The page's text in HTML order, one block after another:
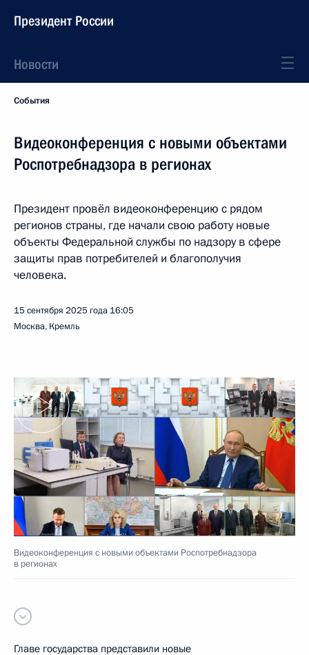
Президент России
Новости
События
Видеоконференция с новыми объектами
Роспотребнадзора в регионах
Президент провёл видеоконференцию с рядом
регионов страны, где начали свою работу новые
объекты Федеральной службы по надзору в сфере
защиты прав потребителей и благополучия
человека.
15 сентября 2025 года 16:05
Москва, Кремль
Видеоконференция с новыми объектами Роспотребнадзора
в регионах
Главе государства представили новые